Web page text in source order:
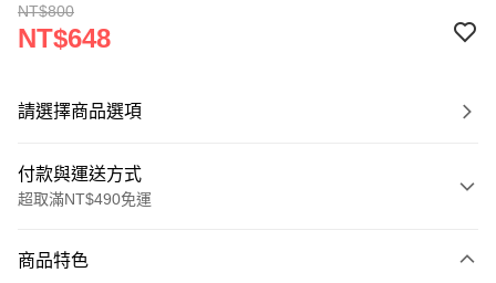
NT$800
NT$648
請選擇商品選項
付款與運送方式
超取滿NT$490免運
信用卡一次付款
商品特色